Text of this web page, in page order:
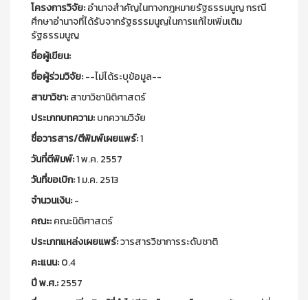
โครงการวิจัย:อำนาจสำคัญในทางกฎหมายรัฐธรรมนูญ กรณี
ศึกษาอำนาจที่ได้รับจากรัฐธรรมนูญในการแก้ไขเพิ่มเติม
รัฐธรรมนูญ
ชื่อผู้เขียน:
ชื่อผู้ร่วมวิจัย:--ไม่ได้ระบุข้อมูล--
สาขาวิชา:สาขาวิชานิติศาสตร์
ประเภทบทความ:บทความวิจัย
ชื่อวารสาร/ตีพิมพ์เผยแพร์:1
วันที่ตีพิมพ์:1 พ.ค. 2557
วันที่ขอเบิก:1 ม.ค. 2513
จำนวนเงิน:-
คณะ:คณะนิติศาสตร์
ประเภทแหล่งเผยแพร์:วารสารวิชาการระดับชาติ
คะแนน:0.4
ปี พ.ศ.:2557